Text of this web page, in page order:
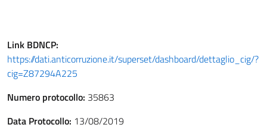
Link BDNCP:
https://dati.anticorruzione.it/superset/dashboard/dettaglio_cig/?
cig=Z87294A225
Numero protocollo: 35863
Data Protocollo: 13/08/2019